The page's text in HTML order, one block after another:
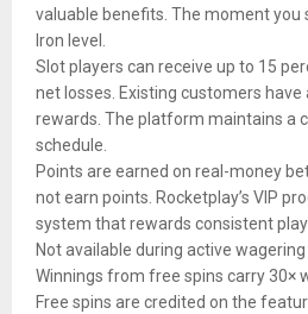
valuable benefits. The moment you
Iron level.
Slot players can receive up to 15
net losses. Existing customers
rewards. The platform maintains a
schedule.
Points are earned on real-money
not earn points. Rocketplay’s VIP
system that rewards consistent
Not available during active
Winnings from free spins carry 30×
Free spins are credited on the